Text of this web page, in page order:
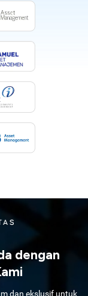
dengan
dan ekslusif untuk